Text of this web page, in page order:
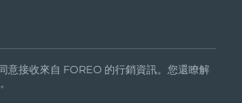
意接收來自 FOREO 的行銷資訊。您還瞭解